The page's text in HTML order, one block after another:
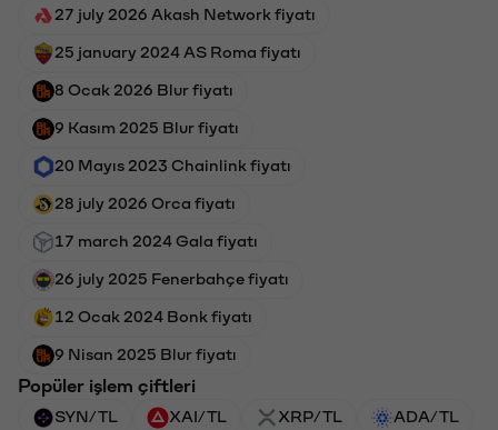
27 july 2026 Akash Network fiyatı
25 january 2024 AS Roma fiyatı
8 Ocak 2026 Blur fiyatı
9 Kasım 2025 Blur fiyatı
20 Mayıs 2023 Chainlink fiyatı
28 july 2026 Orca fiyatı
17 march 2024 Gala fiyatı
26 july 2025 Fenerbahçe fiyatı
12 Ocak 2024 Bonk fiyatı
9 Nisan 2025 Blur fiyatı
Popüler işlem çiftleri
SYN/TL XAI/TL XRP/TL ADA/TL